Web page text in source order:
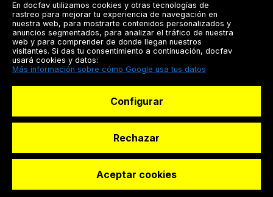
Solicitar reserva
Registrarse
Docfav
© Dashboard Technologies S.L
En docfav utilizamos cookies y otras tecnologías de
rastreo para mejorar tu experiencia de navegación en
nuestra web, para mostrarte contenidos personalizados y
anuncios segmentados, para analizar el tráfico de nuestra
web y para comprender de donde llegan nuestros
visitantes. Si das tu consentimiento a continuación, docfav
usará cookies y datos:
Más información sobre cómo Google usa tus datos
Configurar
Rechazar
Aceptar cookies